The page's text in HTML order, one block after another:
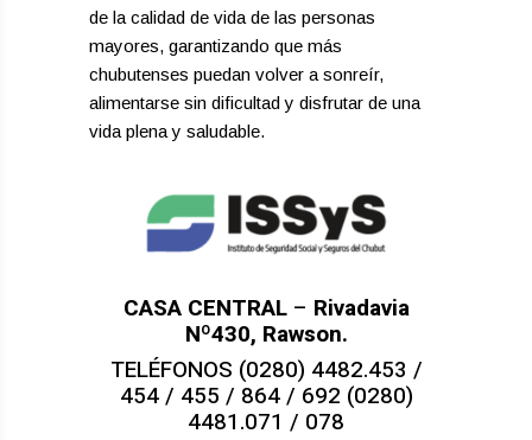
de la calidad de vida de las personas
mayores, garantizando que más
chubutenses puedan volver a sonreír,
alimentarse sin dificultad y disfrutar de una
vida plena y saludable.
CASA CENTRAL– Rivadavia
Nº430, Rawson.
TELÉFONOS (0280) 4482.453 /
454 / 455 / 864 / 692 (0280)
4481.071 / 078